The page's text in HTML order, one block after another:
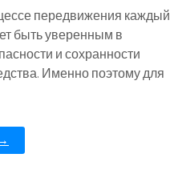
передвижения каждый
быть уверенным в
и сохранности
Именно поэтому для